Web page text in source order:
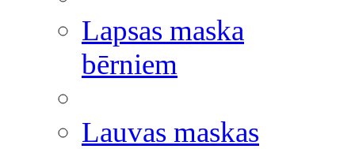
Lapsas maska
bērniem
Lauvas maskas